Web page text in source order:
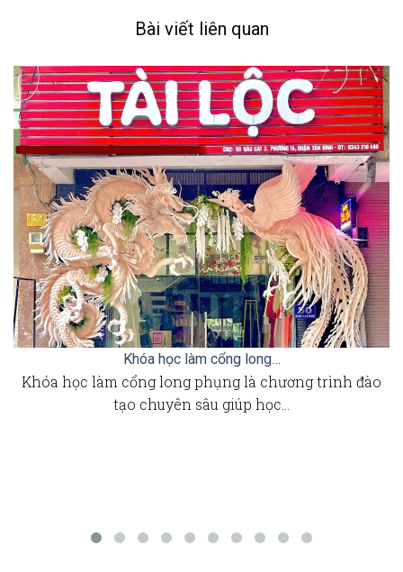
Bài viết liên quan
Khóa học làm cổng long…
Khóa học làm cổng long phụng là chương trình đào
tạo chuyên sâu giúp học…